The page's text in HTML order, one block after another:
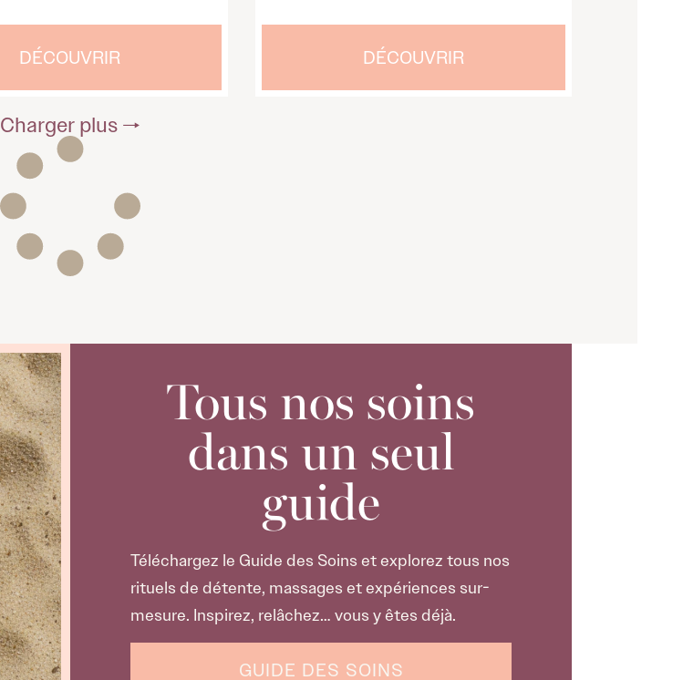
DÉCOUVRIR DÉCOUVRIR
Charger plus 🠒
Tous nos soins
dans un seul
guide
Téléchargez le Guide des Soins et explorez tous nos
rituels de détente, massages et expériences sur-
mesure. Inspirez, relâchez… vous y êtes déjà.
GUIDE DES SOINS